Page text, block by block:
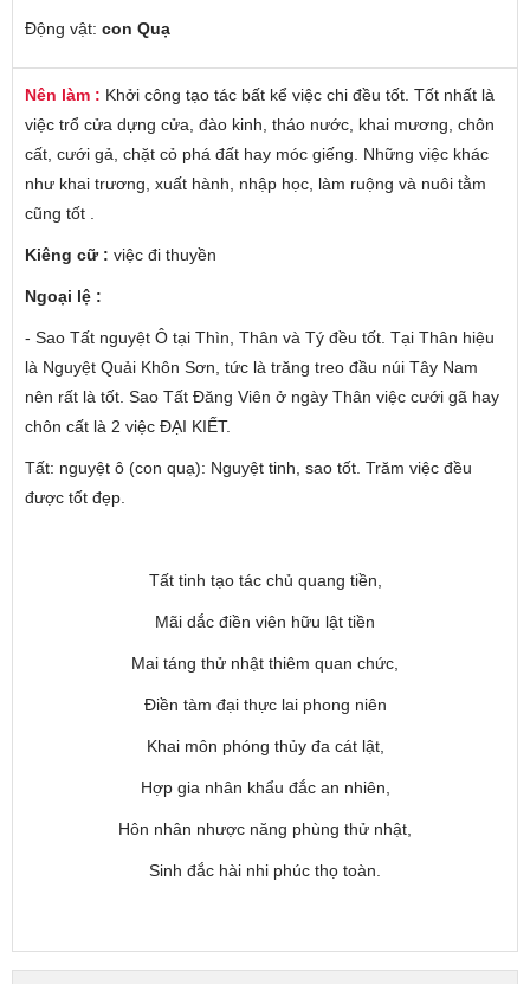
Động vật: con Quạ
Nên làm : Khởi công tạo tác bất kể việc chi đều tốt. Tốt nhất là
việc trổ cửa dựng cửa, đào kinh, tháo nước, khai mương, chôn
cất, cưới gả, chặt cỏ phá đất hay móc giếng. Những việc khác
như khai trương, xuất hành, nhập học, làm ruộng và nuôi tằm
cũng tốt .
Kiêng cữ : việc đi thuyền
Ngoại lệ :
- Sao Tất nguyệt Ô tại Thìn, Thân và Tý đều tốt. Tại Thân hiệu
là Nguyệt Quải Khôn Sơn, tức là trăng treo đầu núi Tây Nam
nên rất là tốt. Sao Tất Đăng Viên ở ngày Thân việc cưới gã hay
chôn cất là 2 việc ĐẠI KIẾT.
Tất: nguyệt ô (con quạ): Nguyệt tinh, sao tốt. Trăm việc đều
được tốt đẹp.
Tất tinh tạo tác chủ quang tiền,
Mãi dắc điền viên hữu lật tiền
Mai táng thử nhật thiêm quan chức,
Điền tàm đại thực lai phong niên
Khai môn phóng thủy đa cát lật,
Hợp gia nhân khẩu đắc an nhiên,
Hôn nhân nhược năng phùng thử nhật,
Sinh đắc hài nhi phúc thọ toàn.